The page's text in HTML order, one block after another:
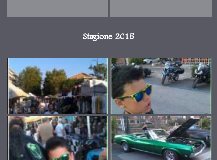
Stagione 2015